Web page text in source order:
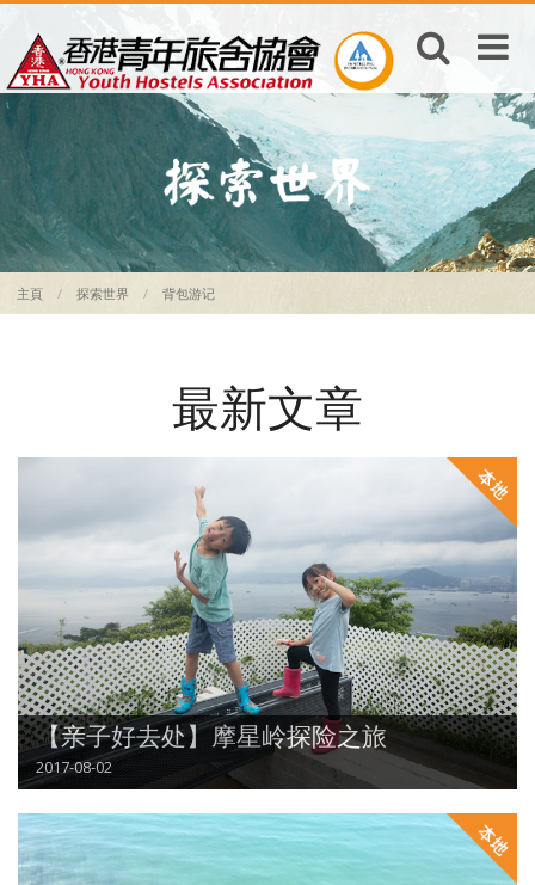
主頁 探索世界 背包游记
最新文章
【亲子好去处】摩星岭探险之旅
2017-08-02